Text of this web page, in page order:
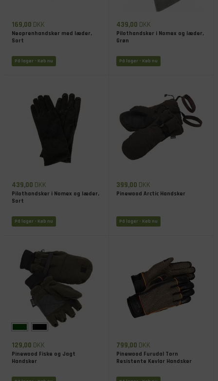
169,00 DKK
Neoprenhandsker med læder,
Sort
På lager - Køb nu
439,00 DKK
Pilothandsker i Nomex og læder,
Grøn
På lager - Køb nu
439,00 DKK
Pilothandsker i Nomex og læder,
Sort
På lager - Køb nu
399,00 DKK
Pinewood Arctic Handsker
På lager - Køb nu
129,00 DKK
Pinewood Fiske og Jagt
Handsker
799,00 DKK
Pinewood Furudal Torn
Resistente Kevlar Handsker